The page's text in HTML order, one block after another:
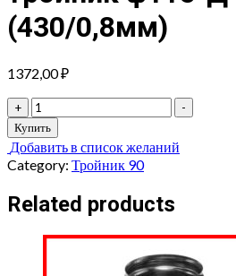
(430/0,8мм)
1372,00₽
+
тройник
ф115-
Д
угол
90*
(430/0,8мм)
quantity
-
Купить
Добавить в список желаний
Category: Тройник 90
Related products